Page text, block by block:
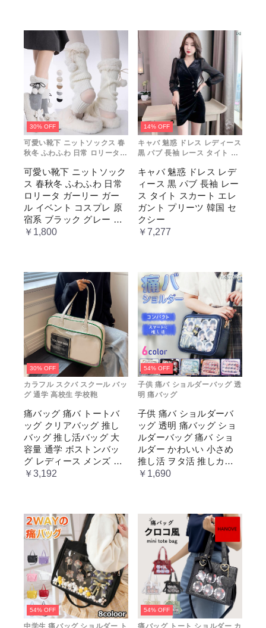
30% OFF
可愛い靴下 ニットソックス 春
秋冬 ふわふわ 日常 ロリータ
プレ 原宿系 ブラック グレー
ベージュ cm067t2t2x1 ホワ
イト
可愛い靴下 ニットソック
ス 春秋冬 ふわふわ 日常
ロリータ ガーリー ガー
ル イベント コスプレ 原
宿系 ブラック グレー ベ
ージュ cm067t2t2x1 ホワ
￥1,800
14% OFF
キャバ 魅惑 ドレス レディース
黒 パブ 長袖 レース タイト ス
国 セクシー
キャバ 魅惑 ドレス レデ
ィース 黒 パブ 長袖 レー
ス タイト スカート エレ
ガント プリーツ 韓国 セ
クシー
￥7,277
30% OFF
カラフル スクバ スクール バッ
グ 通学 高校生 学校鞄
痛バッグ 痛バ トートバ
ッグ クリアバッグ 推し
バッグ 推し活バッグ 大
容量 通学 ボストンバッ
グ レディース メンズ 男
女兼用 学生 スクール 透
￥3,192
54% OFF
子供 痛バ ショルダーバッグ 透
明 痛バッグ
子供 痛バ ショルダーバ
ッグ 透明 痛バッグ ショ
ルダーバッグ 痛バ ショ
ルダー かわいい 小さめ
推し活 ヲタ活 推しカラ
ー 推し色 肩掛け レディ
￥1,690
54% OFF
中学生 痛バッグ ショルダー ト
54% OFF
痛バッグ トート ショルダー カ